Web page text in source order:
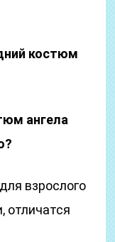
костюм
ангела
взрослого
отличатся